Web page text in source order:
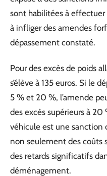
sont habilitées à
à infliger des amendes
dépassement constaté.
Pour des excès de poids
s’élève à 135 euros. Si le
5 % et 20 %, l’amende
des excès supérieurs à
véhicule est une sanction
non seulement des coûts
des retards significatifs
déménagement.